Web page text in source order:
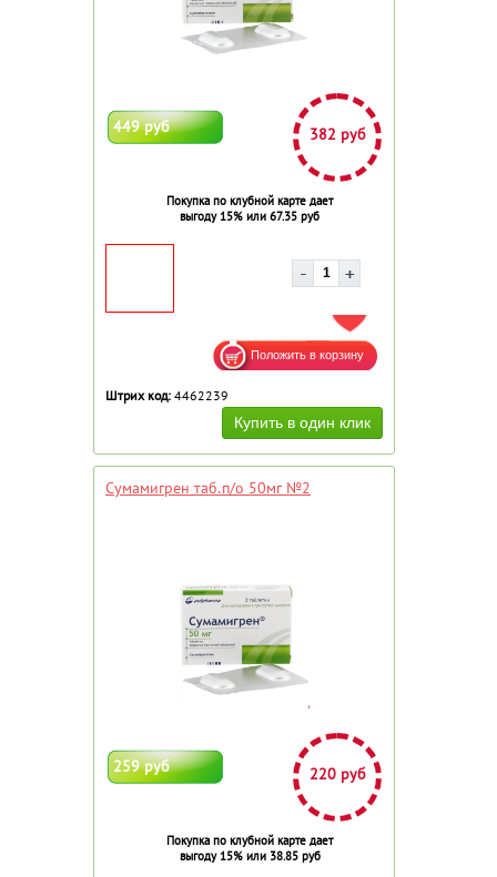
449 руб 382 руб
Покупка по клубной карте дает
выгоду 15% или 67.35 руб
ДОБАВИТЬ В ИЗБРАННОЕ
Штрих код: 4462239
Сумамигрен таб.п/о 50мг №2
259 руб 220 руб
Покупка по клубной карте дает
выгоду 15% или 38.85 руб